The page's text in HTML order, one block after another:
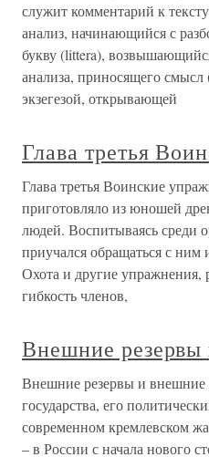
служит комментарий к
анализ, начинающийся с
букву (littera),
анализа, приносящего
экзегезой, открывающей
Глава третья
Глава третья Воинские
приготовляло из юношей
людей. Воспитываясь среди
приучался обращаться с ним
Охота и другие упражнения,
гибкость членов,
Внешние
Внешние резервы и внешние
государства, его
современном кремлевском
– в России с начала нового